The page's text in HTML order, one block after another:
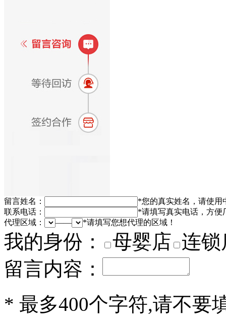
留言姓名： *您的真实姓名，请使用
联系电话：
*请填写真实电话，方便
代理区域：
—— *请填写您想代理的区域！
我的身份： 母婴店 连锁
留言内容：
* 最多400个字符,请不要